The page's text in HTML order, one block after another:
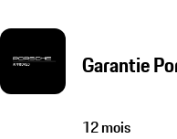
Garantie
12 mois